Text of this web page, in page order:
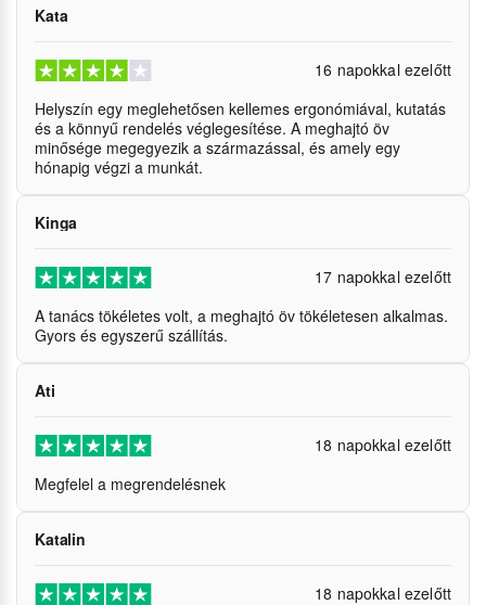
Kata
16 napokkal ezelőtt
Helyszín egy meglehetősen kellemes ergonómiával, kutatás
és a könnyű rendelés véglegesítése. A meghajtó öv
minősége megegyezik a származással, és amely egy
hónapig végzi a munkát.
Kinga
17 napokkal ezelőtt
A tanács tökéletes volt, a meghajtó öv tökéletesen alkalmas.
Gyors és egyszerű szállítás.
Ati
18 napokkal ezelőtt
Megfelel a megrendelésnek
Katalin
18 napokkal ezelőtt